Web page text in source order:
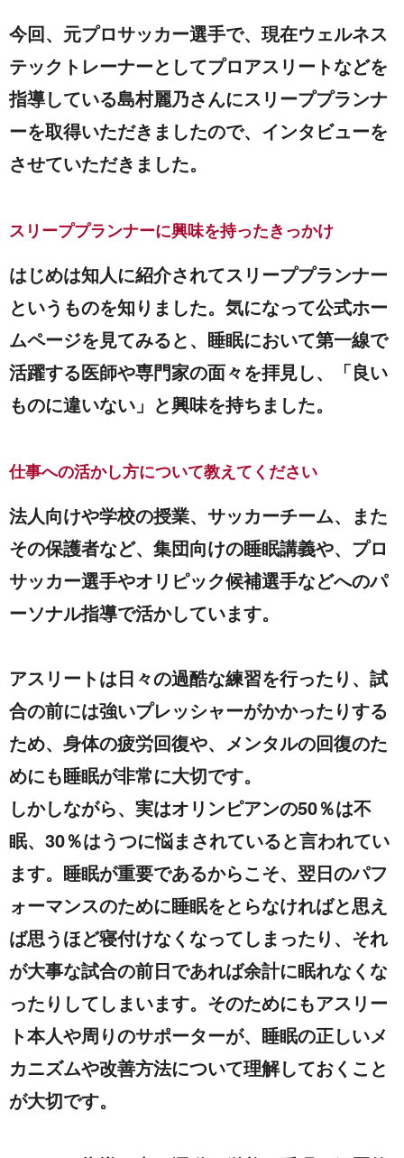
今回、元プロサッカー選手で、現在ウェルネス
テックトレーナーとしてプロアスリートなどを
指導している島村麗乃さんにスリーププランナ
ーを取得いただきましたので、インタビューを
させていただきました。
スリーププランナーに興味を持ったきっかけ
はじめは知人に紹介されてスリーププランナー
というものを知りました。気になって公式ホー
ムページを見てみると、睡眠において第一線で
活躍する医師や専門家の面々を拝見し、「良い
ものに違いない」と興味を持ちました。
仕事への活かし方について教えてください
法人向けや学校の授業、サッカーチーム、また
その保護者など、集団向けの睡眠講義や、プロ
サッカー選手やオリピック候補選手などへのパ
ーソナル指導で活かしています。
アスリートは日々の過酷な練習を行ったり、試
合の前には強いプレッシャーがかかったりする
ため、身体の疲労回復や、メンタルの回復のた
めにも睡眠が非常に大切です。
しかしながら、実はオリンピアンの50％は不
眠、30％はうつに悩まされていると言われてい
ます。睡眠が重要であるからこそ、翌日のパフ
ォーマンスのために睡眠をとらなければと思え
ば思うほど寝付けなくなってしまったり、それ
が大事な試合の前日であれば余計に眠れなくな
ったりしてしまいます。そのためにもアスリー
ト本人や周りのサポーターが、睡眠の正しいメ
カニズムや改善方法について理解しておくこと
が大切です。